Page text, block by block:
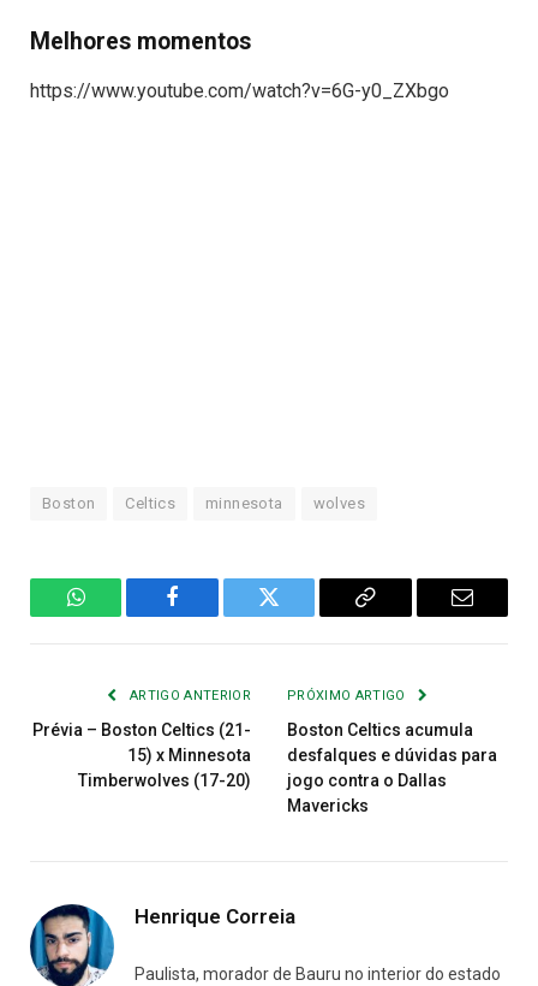
Melhores momentos
https://www.youtube.com/watch?v=6G-y0_ZXbgo
Boston Celtics minnesota wolves
WhatsAppFacebook Twitter
Copiar
E-
ARTIGO ANTERIOR
Prévia – Boston Celtics (21-
15) x Minnesota
Timberwolves (17-20)
PRÓXIMO ARTIGO
Boston Celtics acumula
desfalques e dúvidas para
jogo contra o Dallas
Mavericks
Henrique Correia
Paulista, morador de Bauru no interior do estado